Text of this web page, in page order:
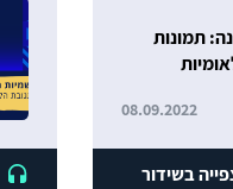
תמונות
08.09.2022
בשידור